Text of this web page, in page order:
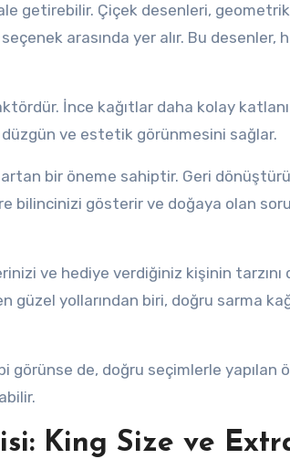
getirebilir. Çiçek desenleri,
arasında yer alır. Bu desenler,
İnce kağıtlar daha kolay
ve estetik görünmesini sağlar.
bir öneme sahiptir. Geri
bilincinizi gösterir ve doğaya olan
ve hediye verdiğiniz kişinin
yollarından biri, doğru sarma
görünse de, doğru seçimlerle yapılan
King Size ve